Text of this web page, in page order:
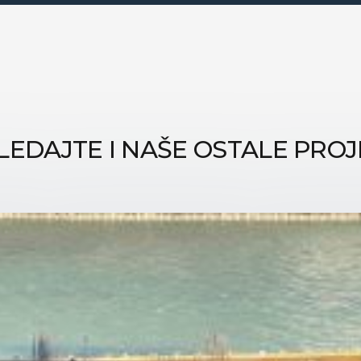
I NAŠE OSTALE